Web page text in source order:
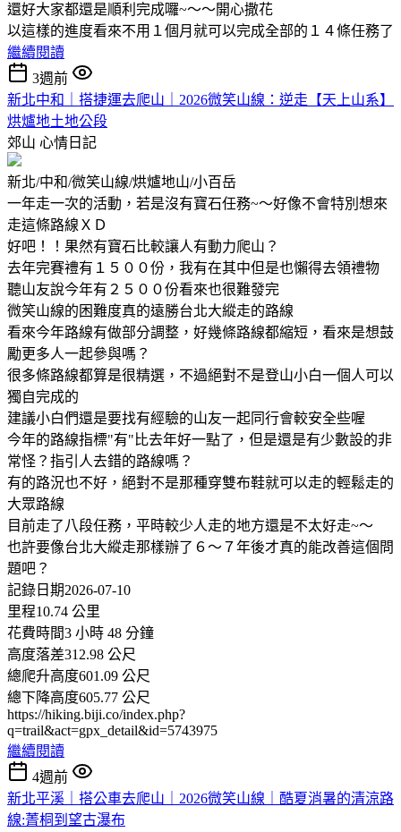
還好大家都還是順利完成囉~～～開心撒花
以這樣的進度看來不用１個月就可以完成全部的１４條任務了
繼續閱讀
3週前
新北中和｜搭捷運去爬山｜2026微笑山線：逆走【天上山系】
烘爐地土地公段
郊山 心情日記
新北/中和/微笑山線/烘爐地山/小百岳
一年走一次的活動，若是沒有寶石任務~～好像不會特別想來
走這條路線ＸＤ
好吧！！果然有寶石比較讓人有動力爬山？
去年完賽禮有１５００份，我有在其中但是也懶得去領禮物
聽山友說今年有２５００份看來也很難發完
微笑山線的困難度真的遠勝台北大縱走的路線
看來今年路線有做部分調整，好幾條路線都縮短，看來是想鼓
勵更多人一起參與嗎？
很多條路線都算是很精選，不過絕對不是登山小白一個人可以
獨自完成的
建議小白們還是要找有經驗的山友一起同行會較安全些喔
今年的路線指標"有"比去年好一點了，但是還是有少數設的非
常怪？指引人去錯的路線嗎？
有的路況也不好，絕對不是那種穿雙布鞋就可以走的輕鬆走的
大眾路線
目前走了八段任務，平時較少人走的地方還是不太好走~～
也許要像台北大縱走那樣辦了６～７年後才真的能改善這個問
題吧？
記錄日期2026-07-10
里程10.74 公里
花費時間3 小時 48 分鐘
高度落差312.98 公尺
總爬升高度601.09 公尺
總下降高度605.77 公尺
https://hiking.biji.co/index.php?
q=trail&act=gpx_detail&id=5743975
繼續閱讀
4週前
新北平溪｜搭公車去爬山｜2026微笑山線｜酷夏消暑的清涼路
線:菁桐到望古瀑布